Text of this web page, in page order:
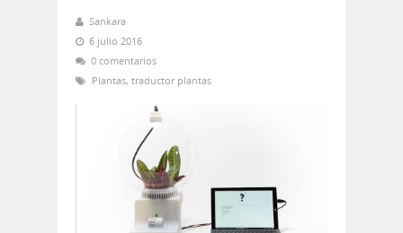
Sankara
6 julio 2016
0 comentarios
Plantas, traductor plantas